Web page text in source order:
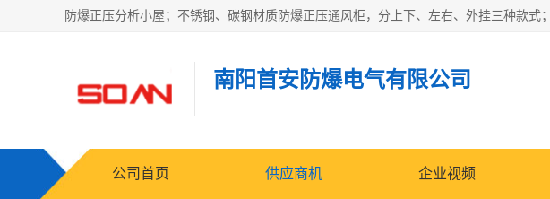
南阳首安防爆电气有限公司
公司首页 供应商机 企业视频